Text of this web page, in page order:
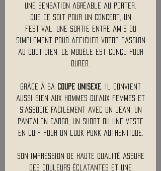
une sensation agréable au porter.
Que ce soit pour un concert, un
festival, une sortie entre amis ou
simplement pour afficher votre passion
au quotidien, ce modèle est conçu pour
durer.
Grâce à sa coupe unisexe , il convient
aussi bien aux hommes qu'aux femmes et
s'associe facilement avec un jean, un
pantalon cargo, un short ou une veste
en cuir pour un look punk authentique.
Son impression de haute qualité assure
des couleurs éclatantes et une